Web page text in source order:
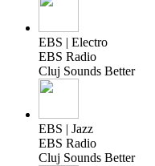
EBS | Electro
EBS Radio
Cluj Sounds Better
EBS | Jazz
EBS Radio
Cluj Sounds Better